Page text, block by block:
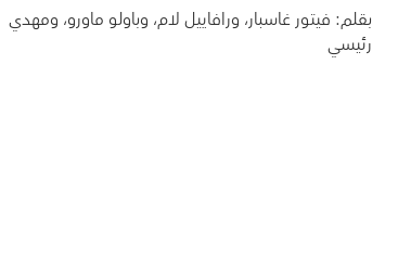
بقلم: فيتور غاسبار، ورافاييل لام، وباولو ماورو، ومهدي
رئيسي